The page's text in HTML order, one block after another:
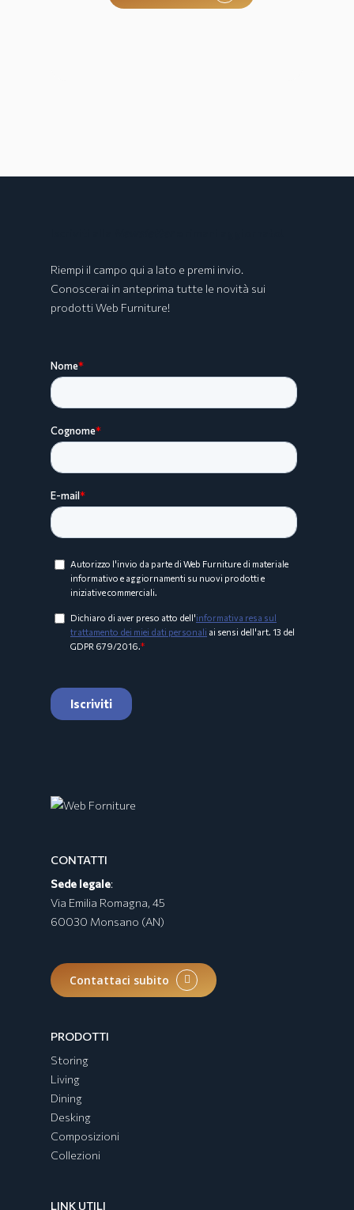
Riempi il campo qui a lato e premi invio.
Conoscerai in anteprima tutte le novità sui
prodotti Web Furniture!
CONTATTI
Sede legale:
Via Emilia Romagna, 45
60030 Monsano (AN)
Contattaci subito
PRODOTTI
Storing
Living
Dining
Desking
Composizioni
Collezioni
LINK UTILI